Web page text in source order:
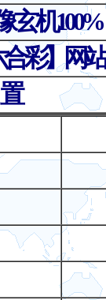
玄机100%
彩】网站